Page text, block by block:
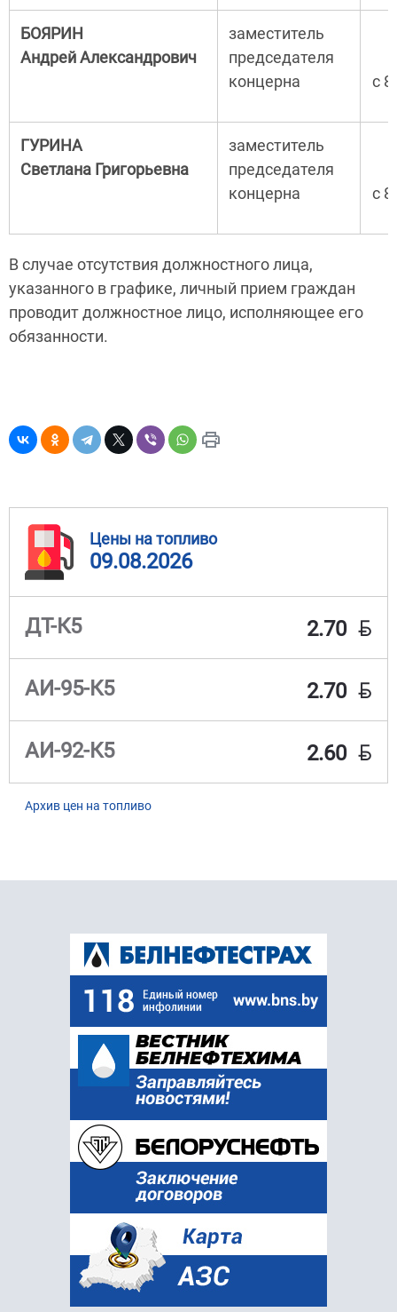
БОЯРИН
Андрей Александрович
заместитель
председателя
концерна
с
ГУРИНА
Светлана Григорьевна
заместитель
председателя
концерна
с
В случае отсутствия должностного лица,
указанного в графике, личный прием граждан
проводит должностное лицо, исполняющее его
обязанности.
Цены на топливо
09.08.2026
ДТ-К5 2.70 BYN
АИ-95-К5 2.70 BYN
АИ-92-К5 2.60 BYN
Архив цен на топливо